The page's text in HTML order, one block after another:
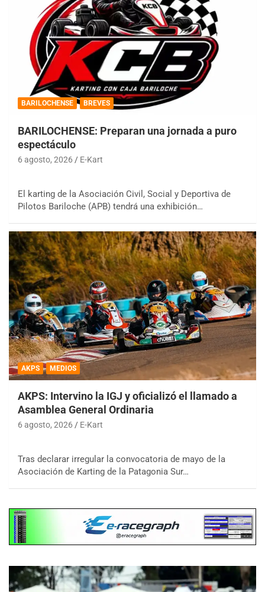
BARILOCHENSE BREVES
BARILOCHENSE: Preparan una jornada a puro
espectáculo
6 agosto, 2026 E-Kart
El karting de la Asociación Civil, Social y Deportiva de
Pilotos Bariloche (APB) tendrá una exhibición…
AKPS MEDIOS
AKPS: Intervino la IGJ y oficializó el llamado a
Asamblea General Ordinaria
6 agosto, 2026 E-Kart
Tras declarar irregular la convocatoria de mayo de la
Asociación de Karting de la Patagonia Sur…